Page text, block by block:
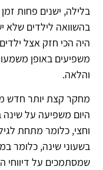
בלילה, ישנים פחות
בהשוואה לילדים שלא
היה הכי חזק אצל
משפיעים באופן
והלאה.
היום משפיעה על
וחצי, כלומר מתחת
בשעוני שינה, כלומר
שמסתמכים על דיווחי